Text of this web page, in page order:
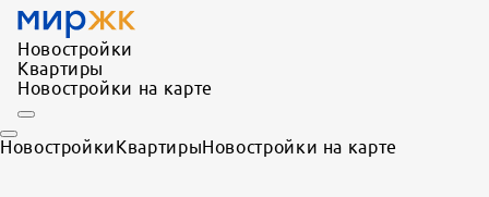
Новостройки
Квартиры
Новостройки на карте
НовостройкиКвартирыНовостройки на карте